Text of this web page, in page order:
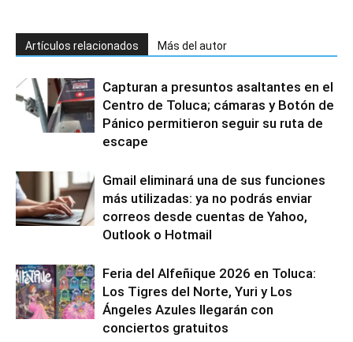
Artículos relacionados Más del autor
Capturan a presuntos asaltantes en el
Centro de Toluca; cámaras y Botón de
Pánico permitieron seguir su ruta de
escape
Gmail eliminará una de sus funciones
más utilizadas: ya no podrás enviar
correos desde cuentas de Yahoo,
Outlook o Hotmail
Feria del Alfeñique 2026 en Toluca:
Los Tigres del Norte, Yuri y Los
Ángeles Azules llegarán con
conciertos gratuitos